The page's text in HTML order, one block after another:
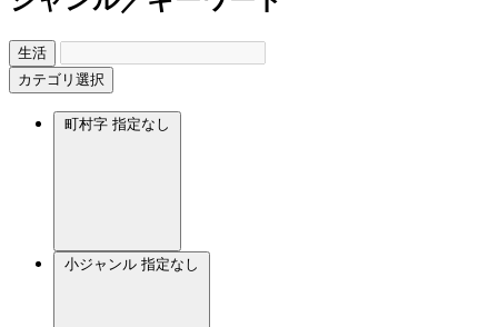
生活
カテゴリ選択
町村字 指定なし
小ジャンル 指定なし